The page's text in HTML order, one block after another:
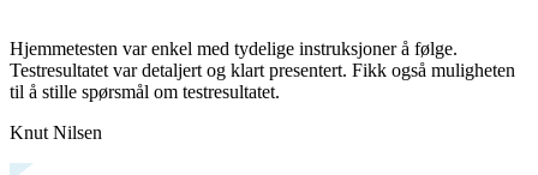
Hjemmetesten var enkel med tydelige instruksjoner å følge.
Testresultatet var detaljert og klart presentert. Fikk også muligheten
til å stille spørsmål om testresultatet.
Knut Nilsen